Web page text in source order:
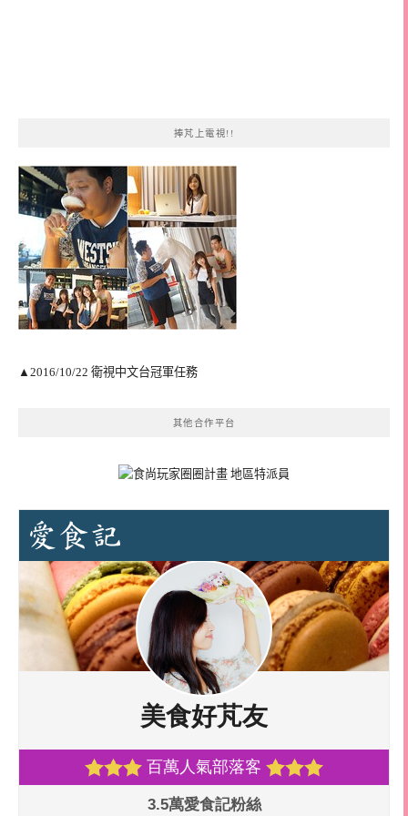
捧芃上電視!!
▲2016/10/22 衛視中文台冠軍任務
其他合作平台